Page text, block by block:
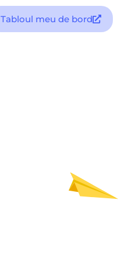
Tabloul meu de bord